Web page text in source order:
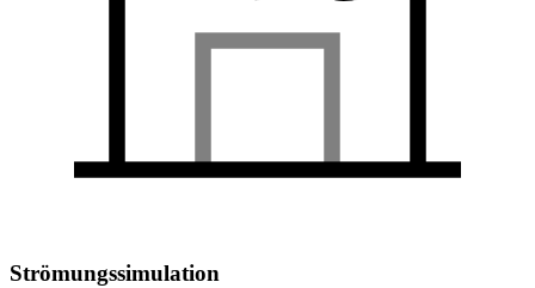
Strömungssimulation